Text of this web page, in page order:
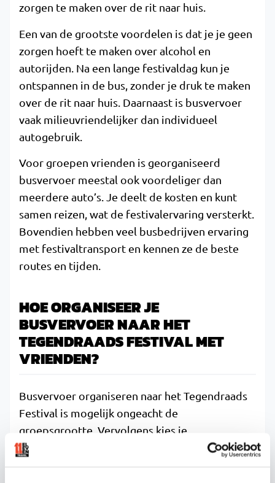
zorgen te maken over de rit naar huis.
Een van de grootste voordelen is dat je je geen
zorgen hoeft te maken over alcohol en
autorijden. Na een lange festivaldag kun je
ontspannen in de bus, zonder je druk te maken
over de rit naar huis. Daarnaast is busvervoer
vaak milieuvriendelijker dan individueel
autogebruik.
Voor groepen vrienden is georganiseerd
busvervoer meestal ook voordeliger dan
meerdere auto’s. Je deelt de kosten en kunt
samen reizen, wat de festivalervaring versterkt.
Bovendien hebben veel busbedrijven ervaring
met festivaltransport en kennen ze de beste
routes en tijden.
HOE ORGANISEER JE
BUSVERVOER NAAR HET
TEGENDRAADS FESTIVAL MET
VRIENDEN?
Busvervoer organiseren naar het Tegendraads
Festival is mogelijk ongeacht de
groepsgrootte. Vervolgens kies je
opstapplaatsen, tijden en het type bus dat het